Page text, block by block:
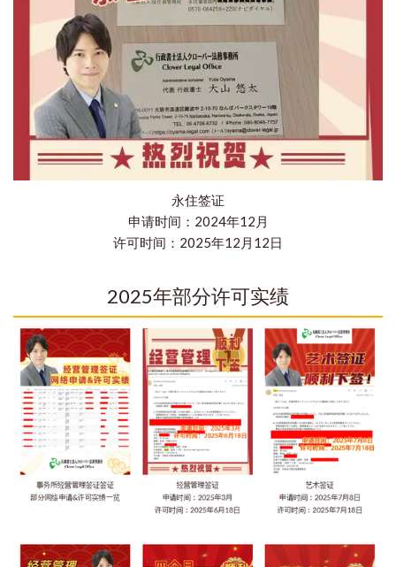
永住签证
申请时间：2024年12月
许可时间：2025年12月12日
2025年部分许可实绩